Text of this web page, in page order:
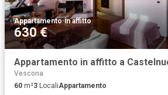
Appartamento·in affitto
630 €
Vescona
60 m²3 LocaliAppartamento